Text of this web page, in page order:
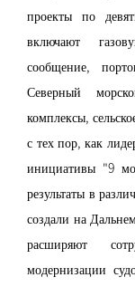
проекты по
включают
сообщение,
Северный
комплексы,
с тех пор, как
инициативы "9
результаты в
создали на
расширяют
модернизации